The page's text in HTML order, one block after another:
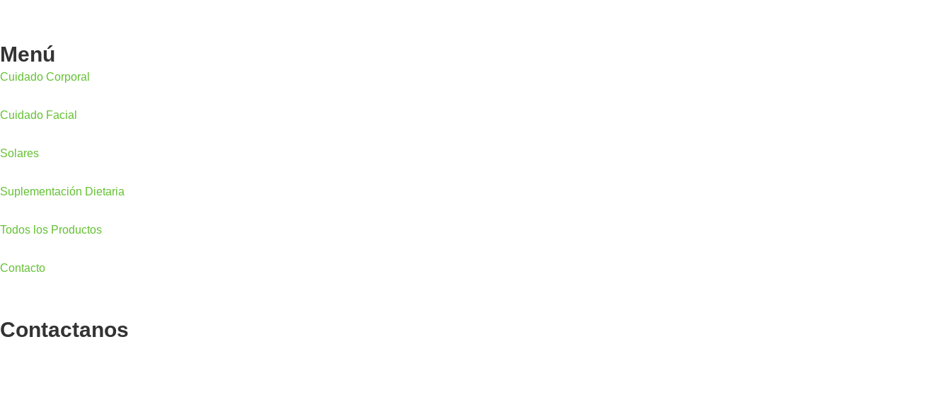
Menú
Cuidado Corporal
Cuidado Facial
Solares
Suplementación Dietaria
Todos los Productos
Contacto
Contactanos